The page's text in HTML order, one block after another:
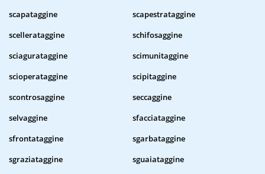
scapataggine
scapestrataggine
scellerataggine
schifosaggine
sciagurataggine
scimunitaggine
scioperataggine
scipitaggine
scontrosaggine
seccaggine
selvaggine
sfacciataggine
sfrontataggine
sgarbataggine
sgraziataggine
sguaiataggine